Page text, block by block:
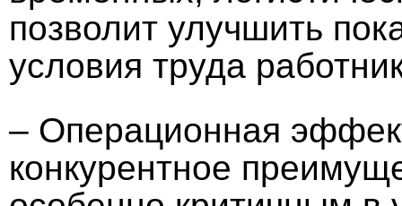
позволит улучшить
условия труда
– Операционная
конкурентное